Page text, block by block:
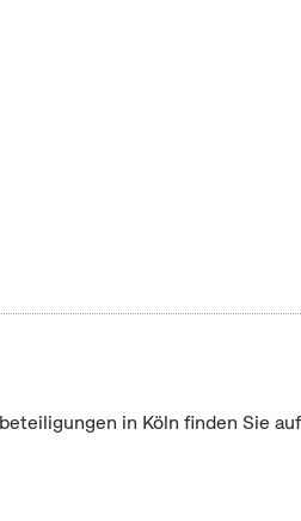
in Köln finden Sie